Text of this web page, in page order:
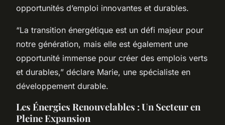
opportunités d’emploi innovantes et durables.
“La transition énergétique est un défi majeur pour
notre génération, mais elle est également une
opportunité immense pour créer des emplois verts
et durables,” déclare Marie, une spécialiste en
développement durable.
Les Énergies Renouvelables : Un Secteur en
Pleine Expansion